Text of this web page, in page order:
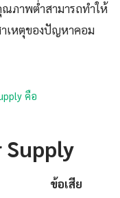
ภาพต่ำสามารถทำให้
เหตุของปัญหาคอม
คือ
Supply
ข้อเสีย